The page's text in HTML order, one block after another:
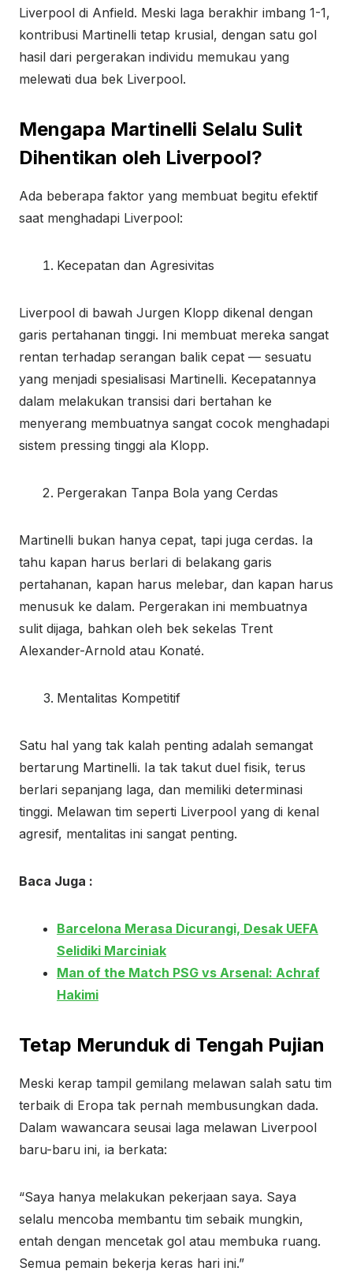
Liverpool di Anfield. Meski laga berakhir imbang 1-1,
kontribusi Martinelli tetap krusial, dengan satu gol
hasil dari pergerakan individu memukau yang
melewati dua bek Liverpool.
Mengapa Martinelli Selalu Sulit
Dihentikan oleh Liverpool?
Ada beberapa faktor yang membuat begitu efektif
saat menghadapi Liverpool:
Kecepatan dan Agresivitas
Liverpool di bawah Jurgen Klopp dikenal dengan
garis pertahanan tinggi. Ini membuat mereka sangat
rentan terhadap serangan balik cepat — sesuatu
yang menjadi spesialisasi Martinelli. Kecepatannya
dalam melakukan transisi dari bertahan ke
menyerang membuatnya sangat cocok menghadapi
sistem pressing tinggi ala Klopp.
Pergerakan Tanpa Bola yang Cerdas
Martinelli bukan hanya cepat, tapi juga cerdas. Ia
tahu kapan harus berlari di belakang garis
pertahanan, kapan harus melebar, dan kapan harus
menusuk ke dalam. Pergerakan ini membuatnya
sulit dijaga, bahkan oleh bek sekelas Trent
Alexander-Arnold atau Konaté.
Mentalitas Kompetitif
Satu hal yang tak kalah penting adalah semangat
bertarung Martinelli. Ia tak takut duel fisik, terus
berlari sepanjang laga, dan memiliki determinasi
tinggi. Melawan tim seperti Liverpool yang di kenal
agresif, mentalitas ini sangat penting.
Baca Juga :
Barcelona Merasa Dicurangi, Desak UEFA
Selidiki Marciniak
Man of the Match PSG vs Arsenal: Achraf
Hakimi
Tetap Merunduk di Tengah Pujian
Meski kerap tampil gemilang melawan salah satu tim
terbaik di Eropa tak pernah membusungkan dada.
Dalam wawancara seusai laga melawan Liverpool
baru-baru ini, ia berkata:
“Saya hanya melakukan pekerjaan saya. Saya
selalu mencoba membantu tim sebaik mungkin,
entah dengan mencetak gol atau membuka ruang.
Semua pemain bekerja keras hari ini.”